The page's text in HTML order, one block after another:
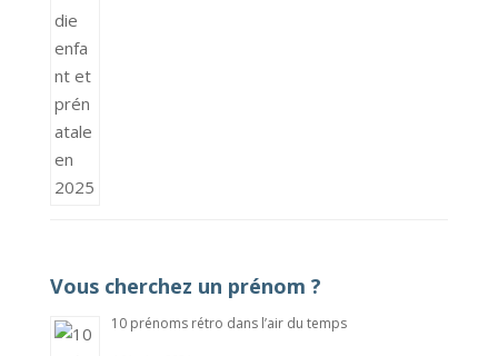
Vous cherchez un prénom ?
10 prénoms rétro dans l’air du temps